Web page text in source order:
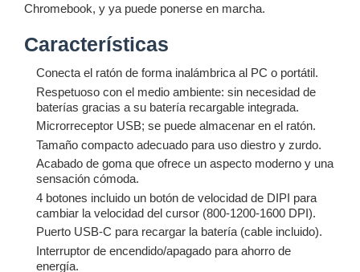
Chromebook, y ya puede ponerse en marcha.
Características
Conecta el ratón de forma inalámbrica al PC o portátil.
Respetuoso con el medio ambiente: sin necesidad de
baterías gracias a su batería recargable integrada.
Microrreceptor USB; se puede almacenar en el ratón.
Tamaño compacto adecuado para uso diestro y zurdo.
Acabado de goma que ofrece un aspecto moderno y una
sensación cómoda.
4 botones incluido un botón de velocidad de DIPI para
cambiar la velocidad del cursor (800-1200-1600 DPI).
Puerto USB-C para recargar la batería (cable incluido).
Interruptor de encendido/apagado para ahorro de
energía.